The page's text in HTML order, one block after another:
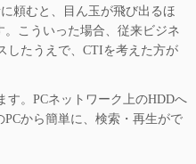
頼むと、目ん玉が飛び出るほ
こういった場合、従来ビジネ
したうえで、CTIを考えた方が
す。PCネットワーク上のHDDへ
から簡単に、検索・再生がで